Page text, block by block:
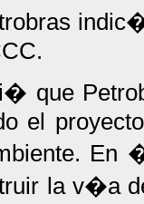
que
el
En
la v�a